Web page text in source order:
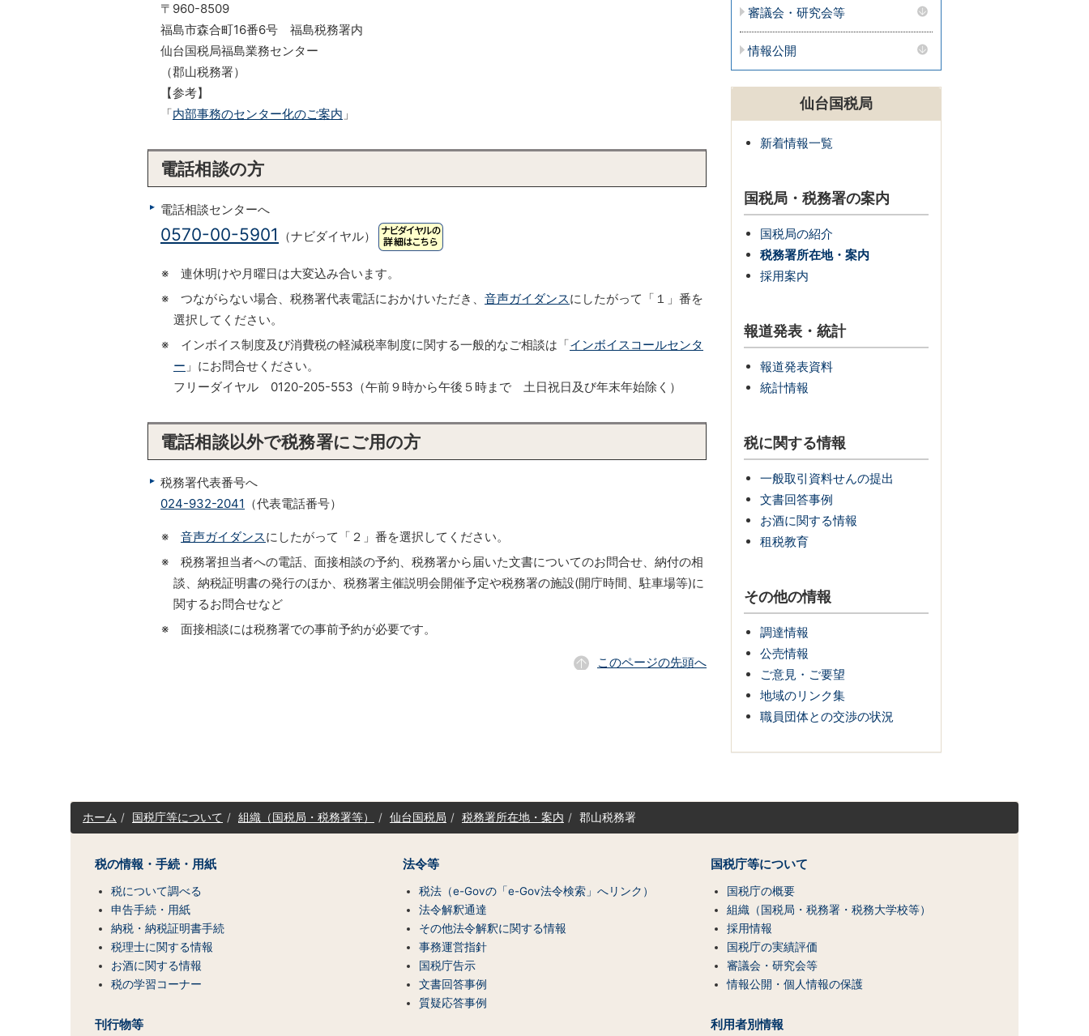
〒960-8509
福島市森合町16番6号 福島税務署内
仙台国税局福島業務センター
（郡山税務署）
【参考】
「内部事務のセンター化のご案内 」
電話相談の方
電話相談センターへ
0570-00-5901 （ナビダイヤル）
※ 連休明けや月曜日は大変込み合います。
※ つながらない場合、税務署代表電話におかけいただき、 音声ガイダンスにしたがって「１」番を
選択してください。
※ インボイス制度及び消費税の軽減税率制度に関する一般的なご相談は「インボイスコールセンタ
ー 」にお問合せください。
フリーダイヤル 0120-205-553（午前９時から午後５時まで 土日祝日及び年末年始除く）
電話相談以外で税務署にご用の方
税務署代表番号へ
024-932-2041 （代表電話番号）
※ 音声ガイダンスにしたがって「２」番を選択してください。
※ 税務署担当者への電話、面接相談の予約、税務署から届いた文書についてのお問合せ、納付の相
談、納税証明書の発行のほか、税務署主催説明会開催予定や税務署の施設(開庁時間、駐車場等)に
関するお問合せなど
※ 面接相談には税務署での事前予約が必要です。
このページの先頭へ
審議会・研究会等
情報公開
仙台国税局
新着情報一覧
国税局・税務署の案内
国税局の紹介
税務署所在地・案内
採用案内
報道発表・統計
報道発表資料
統計情報
税に関する情報
一般取引資料せんの提出
文書回答事例
お酒に関する情報
租税教育
その他の情報
調達情報
公売情報
ご意見・ご要望
地域のリンク集
職員団体との交渉の状況
サ
イ
（コ
ホーム 国税庁等について 組織（国税局・税務署等） 仙台国税局 税務署所在地・案内 郡山税務署
税の情報・手続・用紙
税について調べる
申告手続・用紙
納税・納税証明書手続
税理士に関する情報
お酒に関する情報
税の学習コーナー
刊行物等
法令等
税法（e-Govの「e-Gov法令検索」へリンク）
法令解釈通達
その他法令解釈に関する情報
事務運営指針
国税庁告示
文書回答事例
質疑応答事例
国税庁等について
国税庁の概要
組織（国税局・税務署・税務大学校等）
採用情報
国税庁の実績評価
審議会・研究会等
情報公開・個人情報の保護
利用者別情報